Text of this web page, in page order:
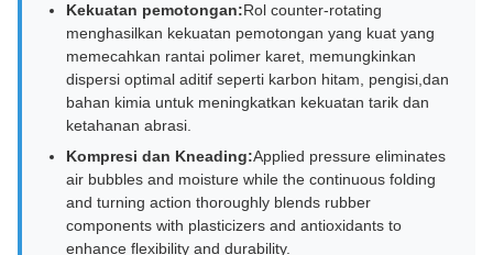
Kekuatan pemotongan:Rol counter-rotating
menghasilkan kekuatan pemotongan yang kuat yang
memecahkan rantai polimer karet, memungkinkan
dispersi optimal aditif seperti karbon hitam, pengisi,dan
bahan kimia untuk meningkatkan kekuatan tarik dan
ketahanan abrasi.
Kompresi dan Kneading:Applied pressure eliminates
air bubbles and moisture while the continuous folding
and turning action thoroughly blends rubber
components with plasticizers and antioxidants to
enhance flexibility and durability.